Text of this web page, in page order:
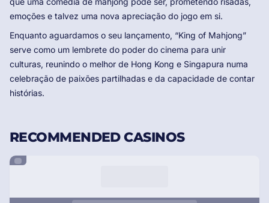
emoções e talvez uma nova apreciação do jogo em si.
Enquanto aguardamos o seu lançamento, “King of Mahjong”
serve como um lembrete do poder do cinema para unir
culturas, reunindo o melhor de Hong Kong e Singapura numa
celebração de paixões partilhadas e da capacidade de contar
histórias.
RECOMMENDED CASINOS